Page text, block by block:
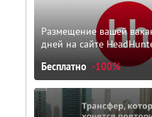
Размещение вашей
дней на сайте
Бесплатно -100%